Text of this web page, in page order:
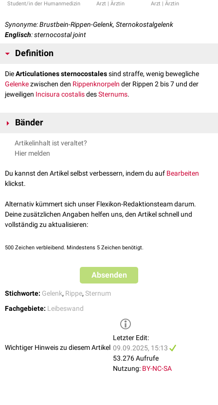
Student/in der Humanmedizin Arzt | Ärztin Arzt | Ärztin
Synonyme: Brustbein-Rippen-Gelenk, Sternokostalgelenk
Englisch: sternocostal joint
Definition
DieArticulationes sternocostalessind straffe, wenig bewegliche
Gelenkezwischen den Rippenknorpeln der Rippen 2 bis 7 und der
jeweiligen Incisura costalisdesSternums.
Bänder
Folgende Bänder sind an der Stabilisation der
Ligamentum sternocostale intraarticulare
Ligamenta costoxiphoidea(zwischen Costa 6 und 7 und dem
Processus xiphoideus
Artikelinhalt ist veraltet?
Hier melden
Du kannst den Artikel selbst verbessern, indem du auf Bearbeiten
klickst.
Alternativ kümmert sich unser Flexikon-Redaktionsteam darum.
Deine zusätzlichen Angaben helfen uns, den Artikel schnell und
vollständig zu aktualisieren:
500 Zeichen verbleibend. Mindestens 5 Zeichen benötigt.
Absenden
Stichworte: Gelenk, Rippe, Sternum
Fachgebiete: Leibeswand
Wichtiger Hinweis zu diesem Artikel
Letzter Edit:
09.09.2025, 15:13
53.276 Aufrufe
Nutzung: BY-NC-SA